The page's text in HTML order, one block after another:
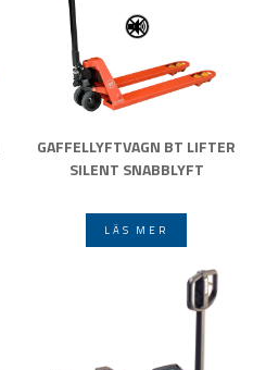
GAFFELLYFTVAGN BT LIFTER
SILENT SNABBLYFT
LÄS MER